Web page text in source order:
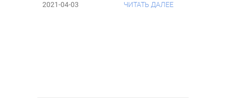
2021-04-03 ЧИТАТЬ ДАЛЕЕ